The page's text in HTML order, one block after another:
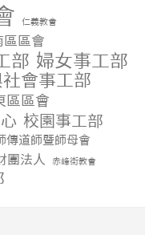
仁義教會
區區會
部 婦女事工部
會事工部
區區會
校園事工部
傳道師暨師母會
團法人 赤峰街教會